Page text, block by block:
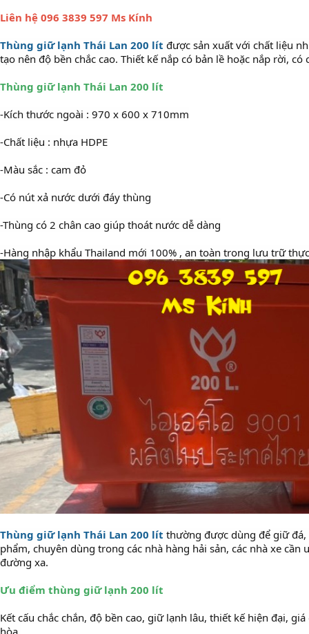
Liên hệ 096 3839 597 Ms Kính
Thùng giữ lạnh Thái Lan 200 lít được sản xuất với chất liệu
tạo nên độ bền chắc cao. Thiết kế nắp có bản lề hoặc nắp rời, có
Thùng giữ lạnh Thái Lan 200 lít
-Kích thước ngoài : 970 x 600 x 710mm
-Chất liệu : nhựa HDPE
-Màu sắc : cam đỏ
-Có nút xả nước dưới đáy thùng
-Thùng có 2 chân cao giúp thoát nước dễ dàng
-Hàng nhập khẩu Thailand mới 100% , an toàn trong lưu trữ
Thùng giữ lạnh Thái Lan 200 lít thường được dùng để giữ
phẩm, chuyên dùng trong các nhà hàng hải sản, các nhà xe cần
đường xa.
Ưu điểm thùng giữ lạnh 200 lít
Kết cấu chắc chắn, độ bền cao, giữ lạnh lâu, thiết kế hiện đại,
hòa.